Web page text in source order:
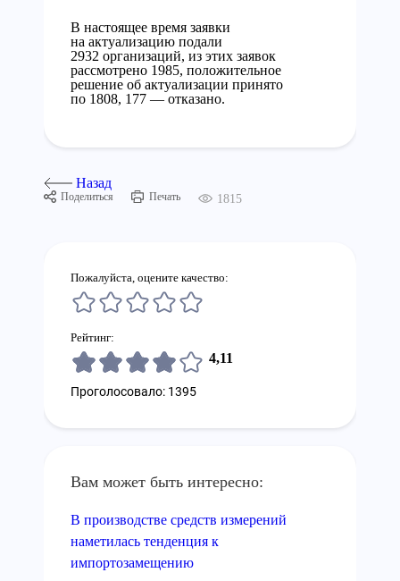
В настоящее время заявки
на актуализацию подали
2932 организаций, из этих заявок
рассмотрено 1985, положительное
решение об актуализации принято
по 1808, 177 — отказано.
Назад
Поделиться Печать 1815
Пожалуйста, оцените качество:
Рейтинг:
4,11
Проголосовало: 1395
Вам может быть интересно:
В производстве средств измерений
наметилась тенденция к
импортозамещению